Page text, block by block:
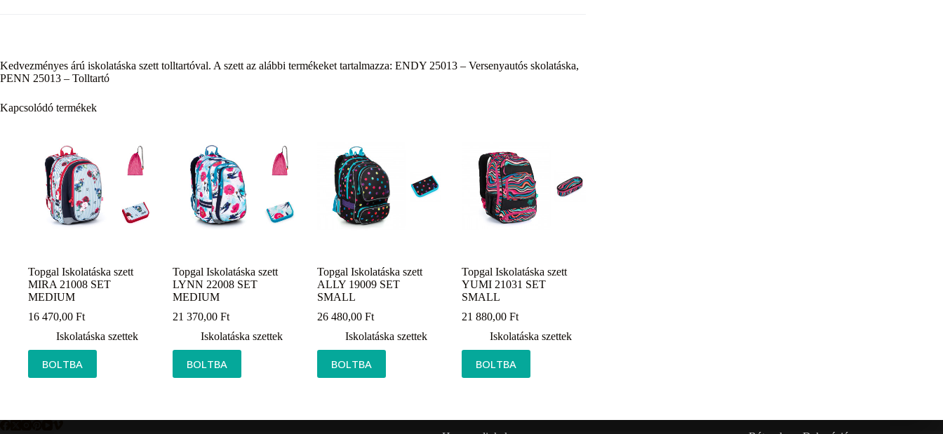
Kedvezményes árú iskolatáska szett tolltartóval. A szett az alábbi termékeket tartalmazza: ENDY 25013 – Versenyautós skolatáska,
PENN 25013 – Tolltartó
Kapcsolódó termékek
Topgal Iskolatáska szett
MIRA 21008 SET
MEDIUM
16 470,00 Ft
Iskolatáska szettek
BOLTBA
Topgal Iskolatáska szett
LYNN 22008 SET
MEDIUM
21 370,00Ft
Iskolatáska szettek
BOLTBA
Topgal Iskolatáska szett
ALLY 19009 SET
SMALL
26 480,00Ft
Iskolatáska szettek
BOLTBA
Topgal Iskolatáska szett
YUMI 21031 SET
SMALL
21 880,00Ft
Iskolatáska szettek
BOLTBA